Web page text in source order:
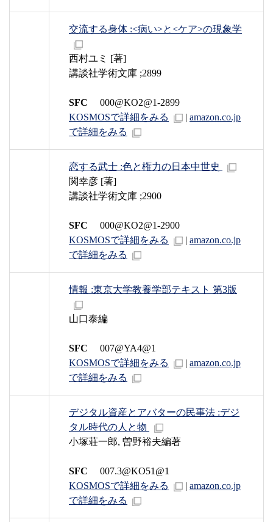
交流する身体 :<病い>と<ケア>の現象学
西村ユミ [著]
講談社学術文庫 ;2899
SFC 000@KO2@1-2899
KOSMOSで詳細をみる
| amazon.co.jp
で詳細をみる
恋する武士 :色と権力の日本中世史
関幸彦 [著]
講談社学術文庫 ;2900
SFC 000@KO2@1-2900
KOSMOSで詳細をみる
| amazon.co.jp
で詳細をみる
情報 :東京大学教養学部テキスト 第3版
山口泰編
SFC 007@YA4@1
KOSMOSで詳細をみる
| amazon.co.jp
で詳細をみる
デジタル資産とアバターの民事法 :デジ
タル時代の人と物
小塚荘一郎, 曽野裕夫編著
SFC 007.3@KO51@1
KOSMOSで詳細をみる
| amazon.co.jp
で詳細をみる